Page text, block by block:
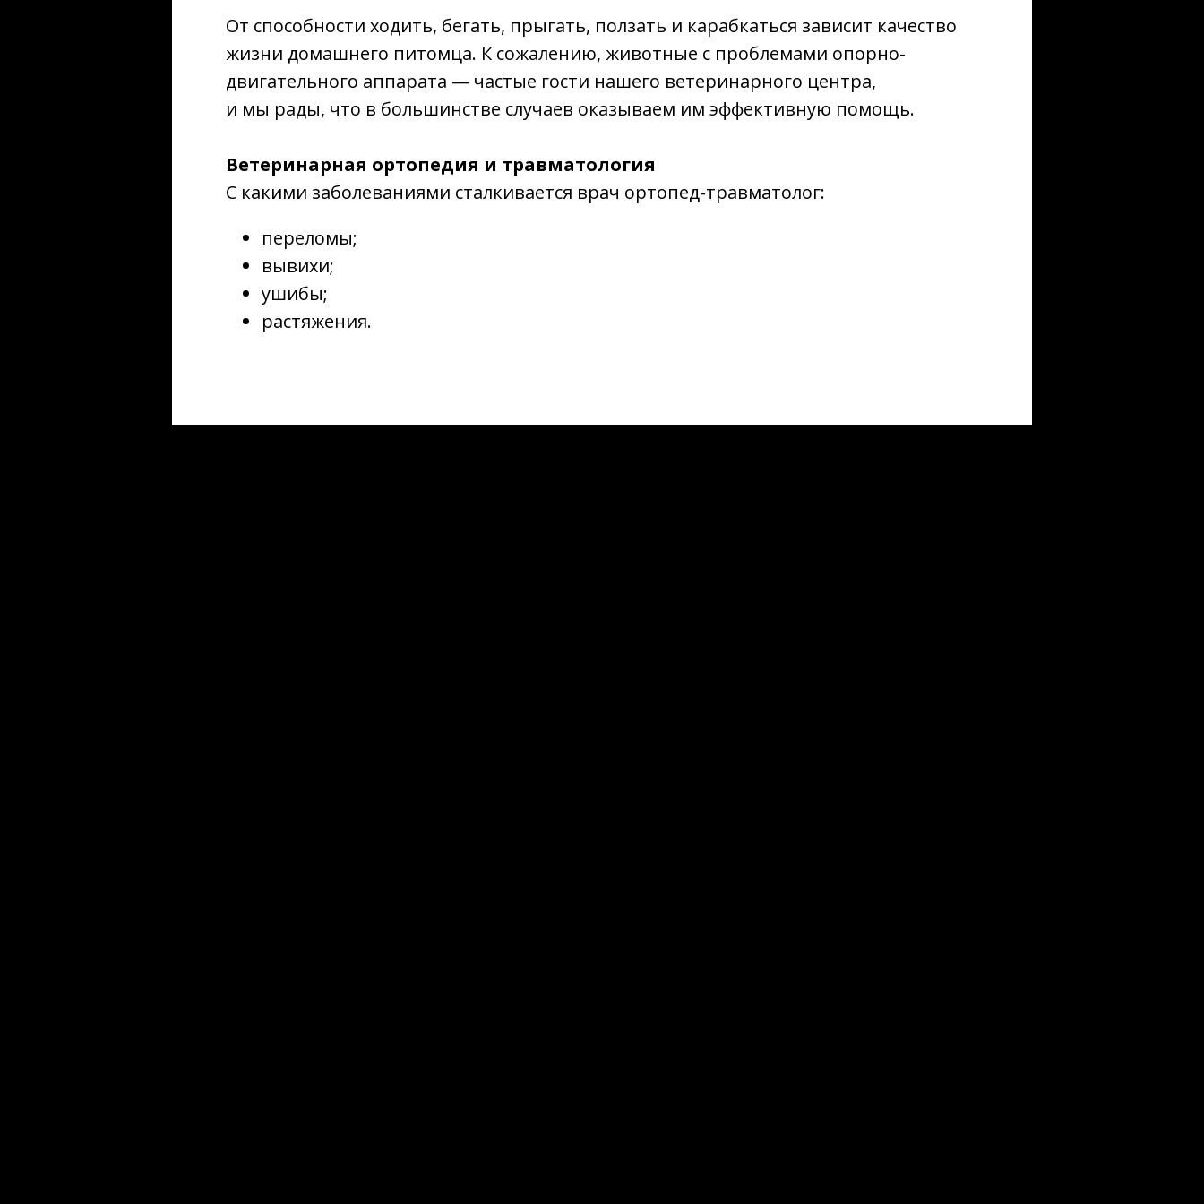
От способности ходить, бегать, прыгать, ползать и карабкаться зависит качество
жизни домашнего питомца. К сожалению, животные с проблемами опорно-
двигательного аппарата — частые гости нашего ветеринарного центра,
и мы рады, что в большинстве случаев оказываем им эффективную помощь.
Ветеринарная ортопедия и травматология
С какими заболеваниями сталкивается врач ортопед-травматолог:
переломы;
вывихи;
ушибы;
растяжения.